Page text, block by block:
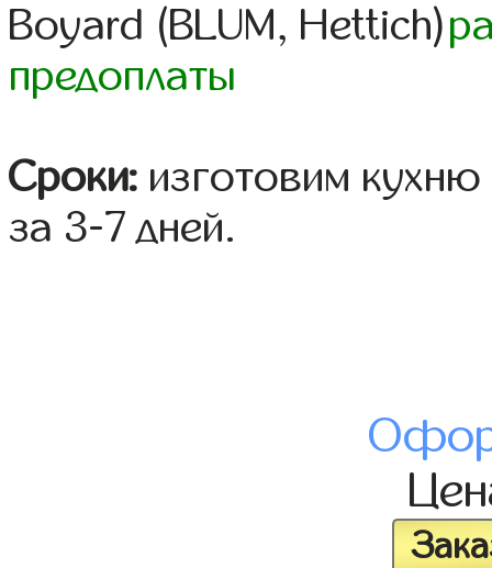
Boyard (BLUM, Hettich)
предоплаты
Сроки: изготовим
за 3-7 дней.